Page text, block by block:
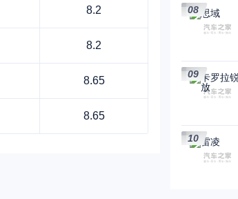
8.2
8.2
8.65
8.65
08
09
10